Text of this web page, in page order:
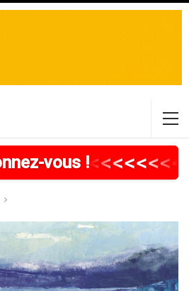
>>>>>>>
vous !<<<<<<<<